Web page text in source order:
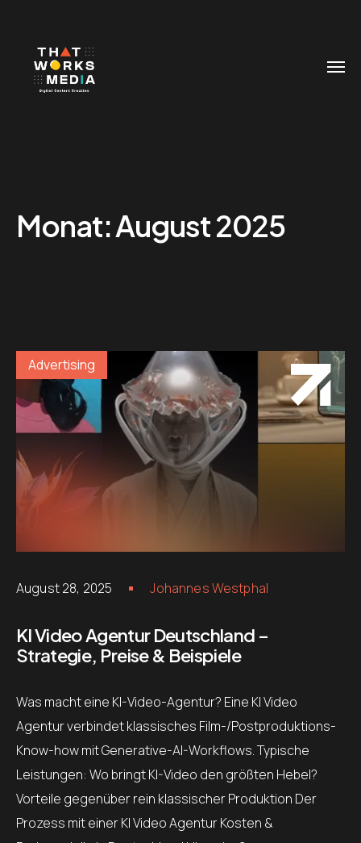
Monat:August 2025
Advertising
August 28, 2025 Johannes Westphal
KI Video Agentur Deutschland –
Strategie, Preise & Beispiele
Was macht eine KI-Video-Agentur? Eine KI Video
Agentur verbindet klassisches Film-/Postproduktions-
Know-how mit Generative-AI-Workflows. Typische
Leistungen: Wo bringt KI-Video den größten Hebel?
Vorteile gegenüber rein klassischer Produktion Der
Prozess mit einer KI Video Agentur Kosten &